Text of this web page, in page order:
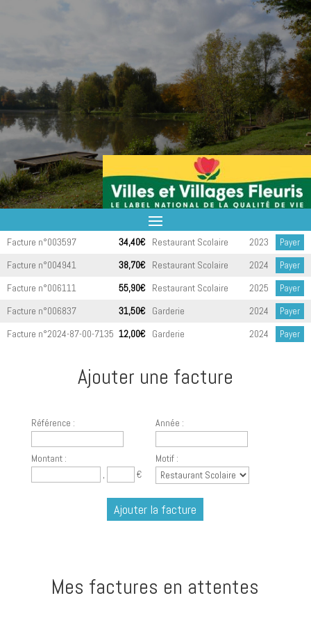
Facture n°003597 34,40€ Restaurant Scolaire 2023 Payer
Facture n°004941 38,70€ Restaurant Scolaire 2024 Payer
Facture n°006111 55,90€ Restaurant Scolaire 2025 Payer
Facture n°006837 31,50€ Garderie 2024 Payer
Facture n°2024-87-00-7135 12,00€ Garderie 2024 Payer
Ajouter une facture
Référence : Année :
Montant :
,
€
Motif :
Mes factures en attentes